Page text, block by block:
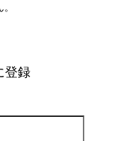
登録